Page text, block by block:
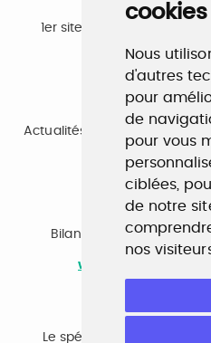
cookies
Nous
d'autres
pour
de
pour vous
ciblées,
de notre
nos
1er site emploi du secteur
Actualités, guide et annuaire
de la
Bilan de compétences,
recherche
www.profilculture-
Le spécialiste du secteur